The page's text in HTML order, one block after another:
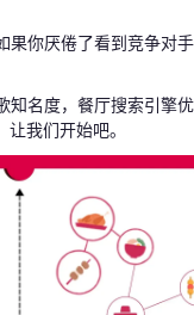
果你厌倦了看到竞争对
名度，餐厅搜索引擎
我们开始吧。